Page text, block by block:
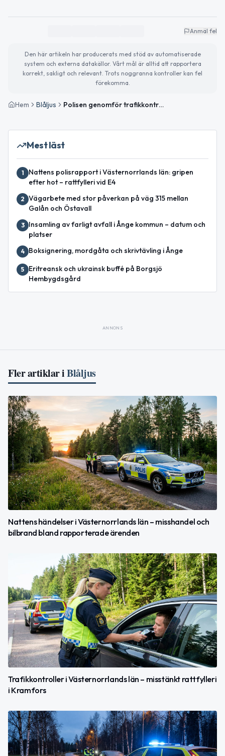
Anmäl fel
Den här artikeln har producerats med stöd av automatiserade
system och externa datakällor. Vårt mål är alltid att rapportera
korrekt, sakligt och relevant. Trots noggranna kontroller kan fel
förekomma.
Hem Blåljus Polisen genomför trafikkontroller i Västernorrlands län – flera böter utdelade
Mest läst
1
Nattens polisrapport i Västernorrlands län: gripen
efter hot – rattfylleri vid E4
2 Vägarbete med stor påverkan på väg 315 mellan
Galån och Östavall
3
Insamling av farligt avfall i Ånge kommun – datum och
platser
4 Boksignering, mordgåta och skrivtävling i Ånge
5
Eritreansk och ukrainsk buffé på Borgsjö
Hembygdsgård
ANNONS
Fler artiklar iBlåljus
Nattens händelser i Västernorrlands län – misshandel och
bilbrand bland rapporterade ärenden
Trafikkontroller i Västernorrlands län – misstänkt rattfylleri
i Kramfors